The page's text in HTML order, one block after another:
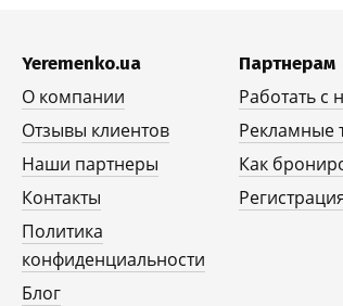
Yeremenko.ua
О компании
Отзывы клиентов
Наши партнеры
Контакты
Политика
конфиденциальности
Блог
Партнерам
Работать с
Рекламные
Как